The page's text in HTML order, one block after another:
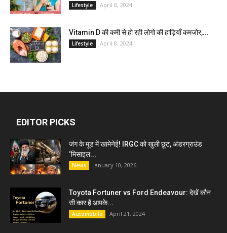
Lifestyle April 8, 2024
Vitamin D की कमी से हो रही लोगो की हाड़ियाँ कमजोर,...
Lifestyle April 8, 2024
EDITOR PICKS
जंग के मूड में खामेनेई! IRGC को खुली छूट, अंडरग्राउंड
‘मिसाइल...
News January 10, 2026
Toyota Fortuner vs Ford Endeavour: देखें कौन
सी कार हैं आपके...
Automobile April 21, 2024